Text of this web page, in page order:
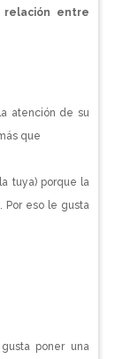
entre
atención de su
que
tuya) porque la
Por eso le gusta
poner una